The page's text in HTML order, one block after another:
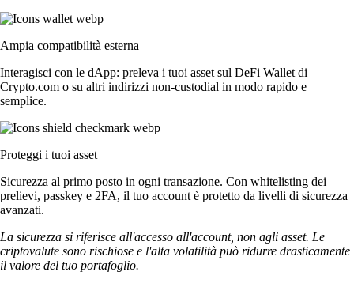
Ampia compatibilità esterna
Interagisci con le dApp: preleva i tuoi asset sul DeFi Wallet di
Crypto.com o su altri indirizzi non-custodial in modo rapido e
semplice.
Proteggi i tuoi asset
Sicurezza al primo posto in ogni transazione. Con whitelisting dei
prelievi, passkey e 2FA, il tuo account è protetto da livelli di sicurezza
avanzati.
La sicurezza si riferisce all'accesso all'account, non agli asset. Le
criptovalute sono rischiose e l'alta volatilità può ridurre drasticamente
il valore del tuo portafoglio.